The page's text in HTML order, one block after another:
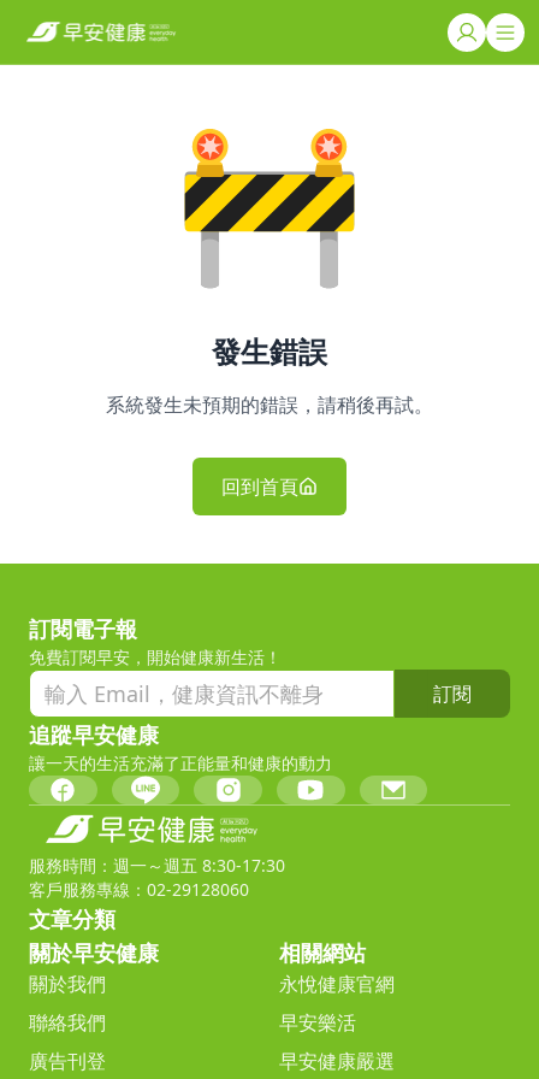
發生錯誤
系統發生未預期的錯誤，請稍後再試。
回到首頁
訂閱電子報
免費訂閱早安，開始健康新生活！
訂閱
追蹤早安健康
讓一天的生活充滿了正能量和健康的動力
服務時間：週一～週五 8:30-17:30
客戶服務專線：02-29128060
文章分類
關於早安健康
關於我們
聯絡我們
廣告刊登
相關網站
永悅健康官網
早安樂活
早安健康嚴選